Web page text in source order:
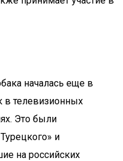
началась еще в
в телевизионных
Это были
и
на российских